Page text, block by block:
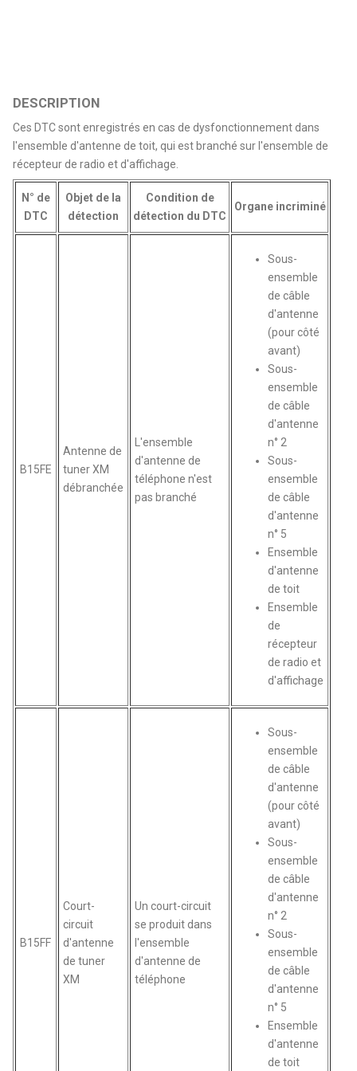
DESCRIPTION
Ces DTC sont enregistrés en cas de dysfonctionnement dans
l'ensemble d'antenne de toit, qui est branché sur l'ensemble de
récepteur de radio et d'affichage.
N° de
DTC
Objet de la
détection
Condition de
détection du DTC
Organe incriminé
B15FE
Antenne de
tuner XM
débranchée
L'ensemble
d'antenne de
téléphone n'est
pas branché
Sous-
ensemble
de câble
d'antenne
(pour côté
avant)
Sous-
ensemble
de câble
d'antenne
n° 2
Sous-
ensemble
de câble
d'antenne
n° 5
Ensemble
d'antenne
de toit
Ensemble
de
récepteur
de radio et
d'affichage
B15FF
Court-
circuit
d'antenne
de tuner
XM
Un court-circuit
se produit dans
l'ensemble
d'antenne de
téléphone
Sous-
ensemble
de câble
d'antenne
(pour côté
avant)
Sous-
ensemble
de câble
d'antenne
n° 2
Sous-
ensemble
de câble
d'antenne
n° 5
Ensemble
d'antenne
de toit